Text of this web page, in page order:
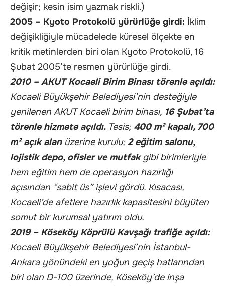
değişir; kesin isim yazmak riskli.)
2005 – Kyoto Protokolü yürürlüğe girdi: İklim
değişikliğiyle mücadelede küresel ölçekte en
kritik metinlerden biri olan Kyoto Protokolü, 16
Şubat 2005’te resmen yürürlüğe girdi.
2010 – AKUT Kocaeli Birim Binası törenle açıldı:
Kocaeli Büyükşehir Belediyesi’nin desteğiyle
yenilenen AKUT Kocaeli birim binası, 16 Şubat’ta
törenle hizmete açıldı. Tesis; 400 m² kapalı, 700
m² açık alanüzerine kurulu;2 eğitim salonu,
lojistik depo, ofisler ve mutfakgibi birimleriyle
hem eğitim hem de operasyon hazırlığı
açısından “sabit üs” işlevi gördü. Kısacası,
Kocaeli’de afetlere hazırlık kapasitesini büyüten
somut bir kurumsal yatırım oldu.
2019 – Köseköy Köprülü Kavşağı trafiğe açıldı:
Kocaeli Büyükşehir Belediyesi’nin İstanbul-
Ankara yönündeki en yoğun geçiş hatlarından
biri olan D-100 üzerinde, Köseköy’de inşa